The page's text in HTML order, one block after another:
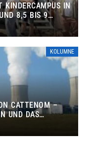
KINDERCAMPUS IN
8,5 BIS 9
KOLUMNE
CATTENOM –
UND DAS